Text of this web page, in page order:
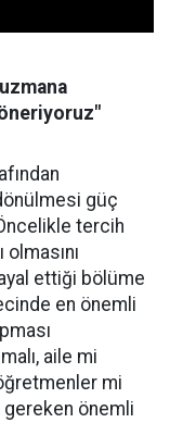
güç
tercih
ettiği bölüme
en önemli
aile mi
mi
gereken önemli